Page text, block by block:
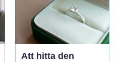
Att hitta den